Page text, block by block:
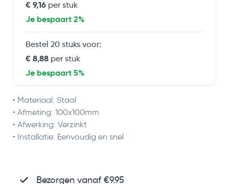
€ 9,16 per stuk
Je bespaart 2%
Bestel 20 stuks voor:
€ 8,88 per stuk
Je bespaart 5%
• Materiaal: Staal
• Afmeting: 100x100mm
• Afwerking: Verzinkt
• Installatie: Eenvoudig en snel
Bezorgen vanaf €9.95